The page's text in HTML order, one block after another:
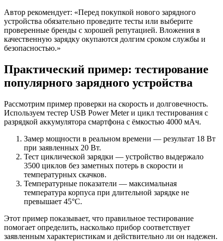
Автор рекомендует: «Перед покупкой нового зарядного
устройства обязательно проведите тесты или выберите
проверенные бренды с хорошей репутацией. Вложения в
качественную зарядку окупаются долгим сроком службы и
безопасностью.»
Практический пример: тестирование
популярного зарядного устройства
Рассмотрим пример проверки на скорость и долговечность.
Используем тестер USB Power Meter и цикл тестирования с
разрядкой аккумулятора смартфона с ёмкостью 4000 мАч.
Замер мощности в реальном времени — результат 18 Вт
при заявленных 20 Вт.
Тест циклической зарядки — устройство выдержало
3500 циклов без заметных потерь в скорости и
температурных скачков.
Температурные показатели — максимальная
температура корпуса при длительной зарядке не
превышает 45°C.
Этот пример показывает, что правильное тестирование
помогает определить, насколько прибор соответствует
заявленным характеристикам и действительно ли он надежен.